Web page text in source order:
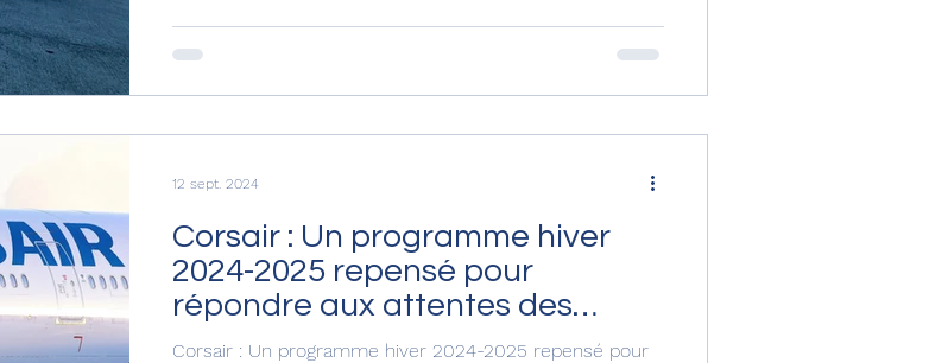
Corsair : Un programme hiver
2024-2025 repensé pour
répondre aux attentes des
voyageurs
Corsair : Un programme hiver 2024-2025 repensé pour
12 sept. 2024